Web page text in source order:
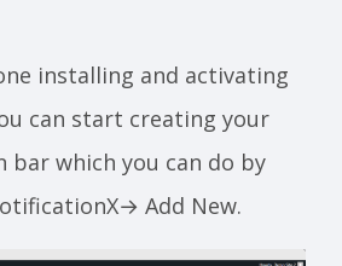
installing and activating
can start creating your
bar which you can do by
Add New.